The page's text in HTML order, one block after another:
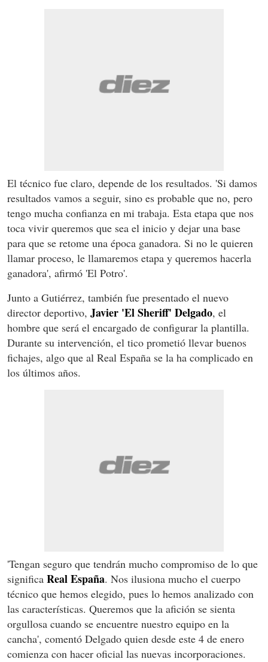
El técnico fue claro, depende de los resultados. 'Si damos
resultados vamos a seguir, sino es probable que no, pero
tengo mucha confianza en mi trabaja. Esta etapa que nos
toca vivir queremos que sea el inicio y dejar una base
para que se retome una época ganadora. Si no le quieren
llamar proceso, le llamaremos etapa y queremos hacerla
ganadora', afirmó 'El Potro'.
Junto a Gutiérrez, también fue presentado el nuevo
director deportivo, Javier 'El Sheriff' Delgado, el
hombre que será el encargado de configurar la plantilla.
Durante su intervención, el tico prometió llevar buenos
fichajes, algo que al Real España se la ha complicado en
los últimos años.
'Tengan seguro que tendrán mucho compromiso de lo que
significa Real España. Nos ilusiona mucho el cuerpo
técnico que hemos elegido, pues lo hemos analizado con
las características. Queremos que la afición se sienta
orgullosa cuando se encuentre nuestro equipo en la
cancha', comentó Delgado quien desde este 4 de enero
comienza con hacer oficial las nuevas incorporaciones.